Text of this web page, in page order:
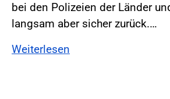
bei den Polizeien der Länder
langsam aber sicher zurück.…
Weiterlesen